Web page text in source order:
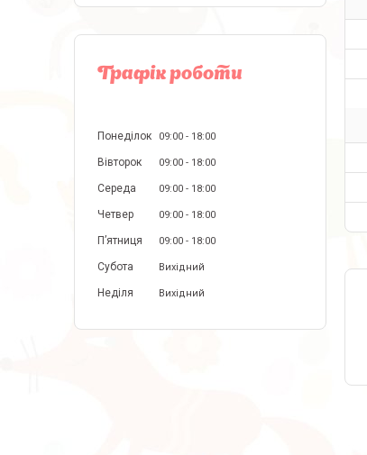
Графік роботи
Понеділок 09:00 18:00
Вівторок 09:00 18:00
Середа 09:00 18:00
Четвер 09:00 18:00
Пʼятниця 09:00 18:00
Субота Вихідний
Неділя Вихідний